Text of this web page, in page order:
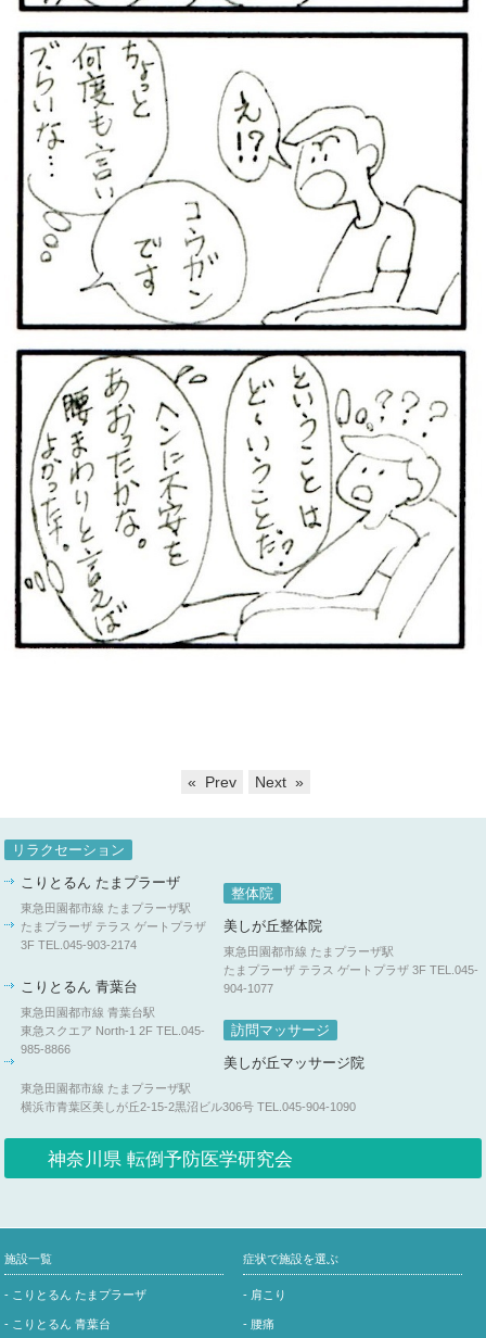
« Prev Next »
リラクセーション
こりとるん たまプラーザ
東急田園都市線 たまプラーザ駅
たまプラーザ テラス ゲートプラザ
3FTEL.045-903-2174
こりとるん 青葉台
東急田園都市線 青葉台駅
東急スクエア North-1 2FTEL.045-
985-8866
整体院
美しが丘整体院
東急田園都市線 たまプラーザ駅
たまプラーザ テラス ゲートプラザ 3F TEL.045-
904-1077
訪問マッサージ
美しが丘マッサージ院
東急田園都市線 たまプラーザ駅
横浜市青葉区美しが丘2-15-2黒沼ビル306号 TEL.045-904-1090
神奈川県 転倒予防医学研究会
施設一覧
- こりとるん たまプラーザ
- こりとるん 青葉台
症状で施設を選ぶ
- 肩こり
- 腰痛